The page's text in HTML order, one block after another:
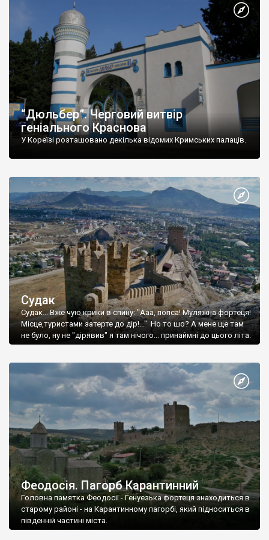
“Дюльбер”. Черговий витвір
геніального Краснова
У Кореїзі розташовано декілька відомих Кримських палаців.
Судак
Судак... Вже чую крики в спину: "Ааа, попса! Муляжна фортеця!
Місце,туристами затерте до дір!..." Но то шо? А мене ще там
не було, ну не "дірявив" я там нічого... принаймні до цього літа.
Феодосія. Пагорб Карантинний
Головна памятка Феодосії - Генуезька фортеця знаходиться в
старому районі - на Карантинному пагорбі, який підноситься в
південній частині міста.